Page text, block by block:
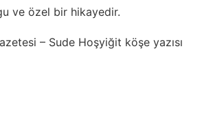
ve özel bir hikayedir.
– Sude Hoşyiğit köşe yazısı